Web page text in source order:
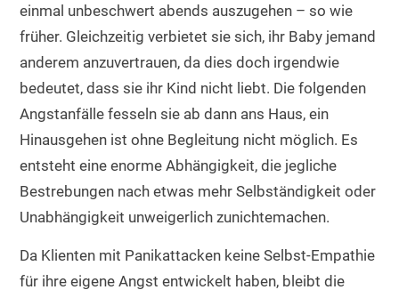
einmal unbeschwert abends auszugehen – so wie
früher. Gleichzeitig verbietet sie sich, ihr Baby jemand
anderem anzuvertrauen, da dies doch irgendwie
bedeutet, dass sie ihr Kind nicht liebt. Die folgenden
Angstanfälle fesseln sie ab dann ans Haus, ein
Hinausgehen ist ohne Begleitung nicht möglich. Es
entsteht eine enorme Abhängigkeit, die jegliche
Bestrebungen nach etwas mehr Selbständigkeit oder
Unabhängigkeit unweigerlich zunichtemachen.
Da Klienten mit Panikattacken keine Selbst-Empathie
für ihre eigene Angst entwickelt haben, bleibt die